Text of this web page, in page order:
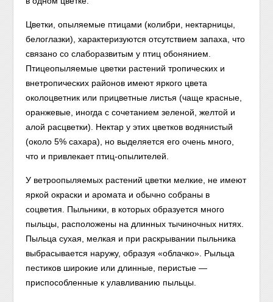
Цветки, опыляемые птицами (колибри, нектарницы,
белоглазки), характеризуются отсутствием запаха, что
связано со слаборазвитым у птиц обонянием.
Птицеопыляемые цветки растений тропических и
внетропических районов имеют яркого цвета
околоцветник или прицветные листья (чаще красные,
оранжевые, иногда с сочетанием зеленой, желтой и
алой расцветки). Нектар у этих цветков водянистый
(около 5% сахара), но выделяется его очень много,
что и привлекает птиц-опылителей.
У ветроопыляемых растений цветки мелкие, не имеют
яркой окраски и аромата и обычно собраны в
соцветия. Пыльники, в которых образуется много
пыльцы, расположены на длинных тычиночных нитях.
Пыльца сухая, мелкая и при раскрывании пыльника
выбрасывается наружу, образуя «облачко». Рыльца
пестиков широкие или длинные, перистые —
приспособленные к улавливанию пыльцы.